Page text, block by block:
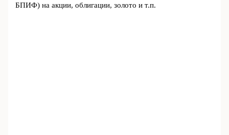
БПИФ) на акции, облигации, золото и т.п.